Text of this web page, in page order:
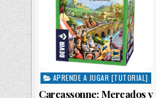
P
o
APRENDE A JUGAR [TUTORIAL]
Carcassonne: Mercados y